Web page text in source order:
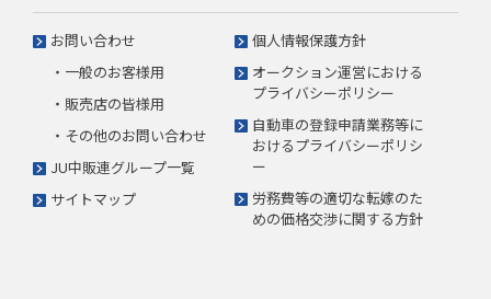
お問い合わせ
・一般のお客様用
・販売店の皆様用
・その他のお問い合わせ
JU中販連グループ一覧
サイトマップ
個人情報保護方針
オークション運営における
プライバシーポリシー
自動車の登録申請業務等に
おけるプライバシーポリシ
ー
労務費等の適切な転嫁のた
めの価格交渉に関する方針